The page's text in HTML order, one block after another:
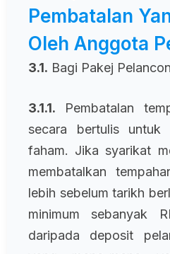
Pembatalan
Oleh Anggota
3.1. Bagi Pakej
3.1.1. Pembatalan
secara bertulis untuk
faham. Jika syarikat
membatalkan
lebih sebelum tarikh
minimum sebanyak
daripada deposit